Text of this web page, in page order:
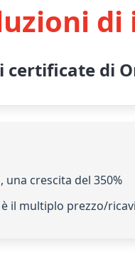
certificate di
una crescita del 350%
il multiplo prezzo/